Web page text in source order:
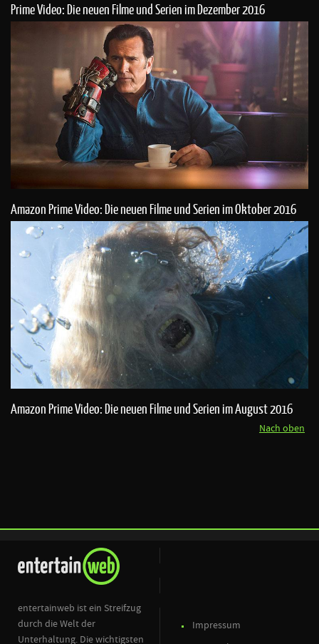
Prime Video: Die neuen Filme und Serien im Dezember 2016
Amazon Prime Video: Die neuen Filme und Serien im Oktober 2016
Amazon Prime Video: Die neuen Filme und Serien im August 2016
Nach oben
entertainweb ist ein Streifzug
durch die Welt der
Unterhaltung. Die wichtigsten
Impressum